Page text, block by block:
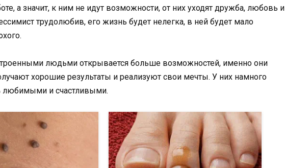
а значит, к ним не идут возможности, от них уходят дружба, любовь и
трудолюбив, его жизнь будет нелегка, в ней будет мало
людьми открывается больше возможностей, именно они
хорошие результаты и реализуют свои мечты. У них намного
и счастливыми.